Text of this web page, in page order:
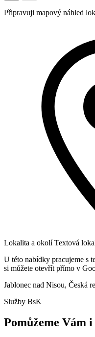
Připravuji mapový náhled
Lokalita a okolí Textová
U této nabídky pracujeme s
si můžete otevřít přímo v
Jablonec nad Nisou, Česká
Služby BsK
Pomůžeme Vám